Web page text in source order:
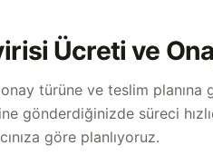
Ücreti ve
türüne ve teslim
gönderdiğinizde süreci
göre planlıyoruz.